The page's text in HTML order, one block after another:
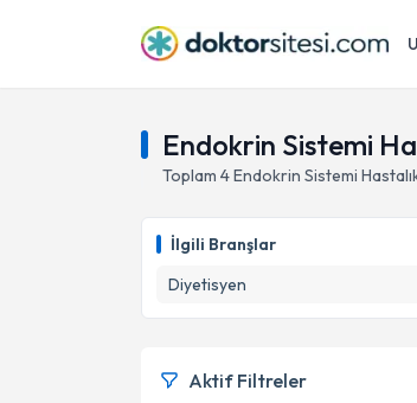
Endokrin Sistemi
Toplam 4Endokrin Sistemi
İlgili Branşlar
Diyetisyen
Aktif Filtreler